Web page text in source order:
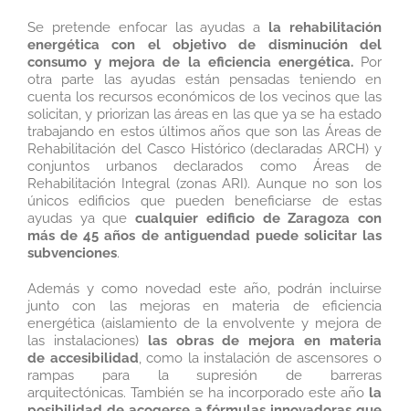
Se pretende enfocar las ayudas a la rehabilitación
energética con el objetivo de disminución del
consumo y mejora de la eficiencia energética. Por
otra parte las ayudas están pensadas teniendo en
cuenta los recursos económicos de los vecinos que las
solicitan, y priorizan las áreas en las que ya se ha estado
trabajando en estos últimos años que son las Áreas de
Rehabilitación del Casco Histórico (declaradas ARCH) y
conjuntos urbanos declarados como Áreas de
Rehabilitación Integral (zonas ARI). Aunque no son los
únicos edificios que pueden beneficiarse de estas
ayudas ya quecualquier edificio de Zaragoza con
más de 45 años de antiguendad puede solicitar las
subvenciones.
Además y como novedad este año, podrán incluirse
junto con las mejoras en materia de eficiencia
energética (aislamiento de la envolvente y mejora de
las instalaciones) las obras de mejora en materia
de accesibilidad, como la instalación de ascensores o
rampas para la supresión de barreras
arquitectónicas. También se ha incorporado este año la